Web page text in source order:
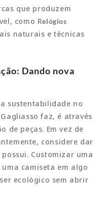
que produzem
como Relógios
naturais e técnicas
Dando nova
sustentabilidade no
faz, é através
de peças. Em vez de
considere dar
Customizar uma
camiseta em algo
ecológico sem abrir